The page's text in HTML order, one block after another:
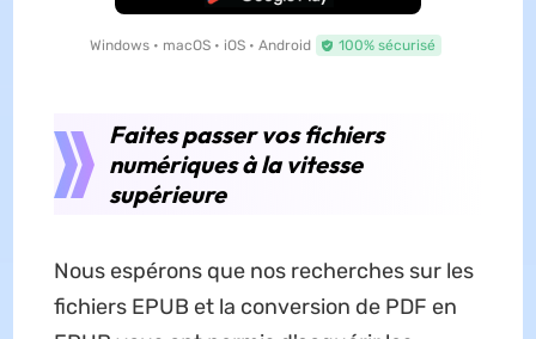
Windows • macOS • iOS • Android 100% sécurisé
Faites passer vos fichiers
numériques à la vitesse
supérieure
Nous espérons que nos recherches sur les
fichiers EPUB et la conversion de PDF en